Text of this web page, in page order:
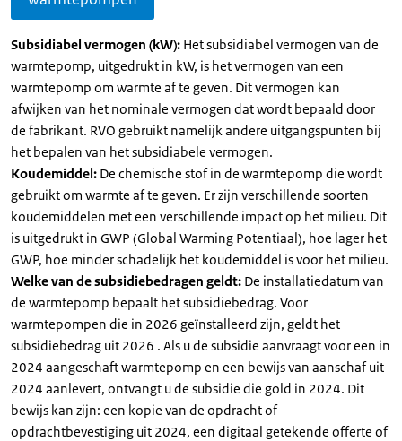
Subsidiabel vermogen (kW): Het subsidiabel vermogen van de
warmtepomp, uitgedrukt in kW, is het vermogen van een
warmtepomp om warmte af te geven. Dit vermogen kan
afwijken van het nominale vermogen dat wordt bepaald door
de fabrikant. RVO gebruikt namelijk andere uitgangspunten bij
het bepalen van het subsidiabele vermogen.
Koudemiddel: De chemische stof in de warmtepomp die wordt
gebruikt om warmte af te geven. Er zijn verschillende soorten
koudemiddelen met een verschillende impact op het milieu. Dit
is uitgedrukt in GWP (Global Warming Potentiaal), hoe lager het
GWP, hoe minder schadelijk het koudemiddel is voor het milieu.
Welke van de subsidiebedragen geldt: De installatiedatum van
de warmtepomp bepaalt het subsidiebedrag. Voor
warmtepompen die in 2026 geïnstalleerd zijn, geldt het
subsidiebedrag uit 2026 . Als u de subsidie aanvraagt voor een in
2024 aangeschaft warmtepomp en een bewijs van aanschaf uit
2024 aanlevert, ontvangt u de subsidie die gold in 2024. Dit
bewijs kan zijn: een kopie van de opdracht of
opdrachtbevestiging uit 2024, een digitaal getekende offerte of